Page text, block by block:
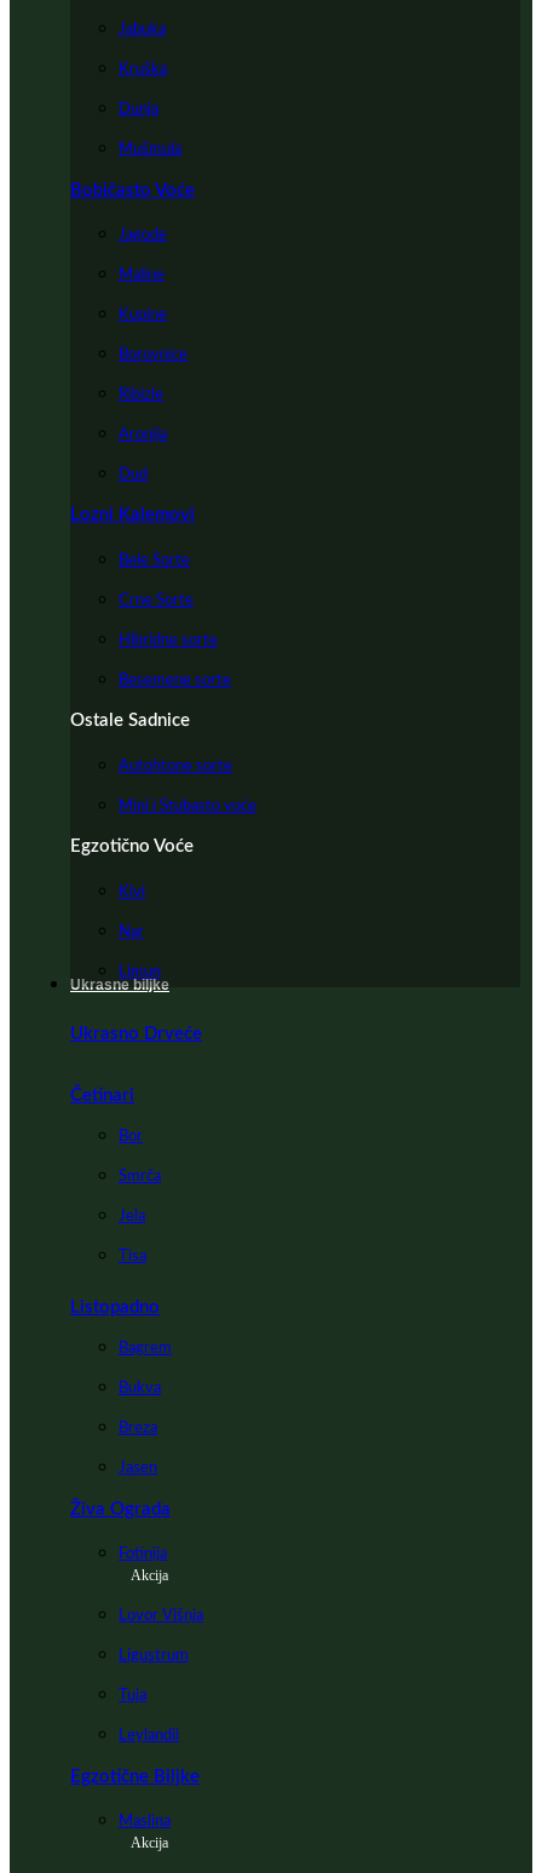
Jabuka
Kruška
Dunja
Mušmula
Bobičasto Voće
Jagode
Maline
Kupine
Borovnice
Ribizle
Aronija
Dud
Lozni Kalemovi
Bele Sorte
Crne Sorte
Hibridne sorte
Besemene sorte
Ostale Sadnice
Autohtone sorte
Mini i Stubasto voće
Egzotično Voće
Kivi
Nar
Limun
Ukrasne biljke
Ukrasno Drveće
Četinari
Bor
Smrča
Jela
Tisa
Listopadno
Bagrem
Bukva
Breza
Jasen
Živa Ograda
Fotinija
Akcija
Lovor Višnja
Ligustrum
Tuja
Leylandii
Egzotične Biljke
Maslina
Akcija